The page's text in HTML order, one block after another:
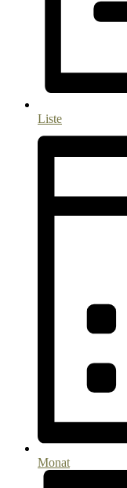
Liste
Monat